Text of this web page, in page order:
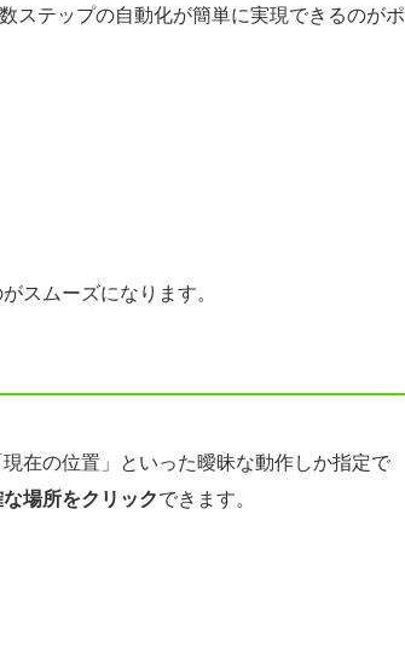
ステップの自動化が簡単に実現できるのがポ
スムーズになります。
在の位置」といった曖昧な動作しか指定で
場所をクリックできます。